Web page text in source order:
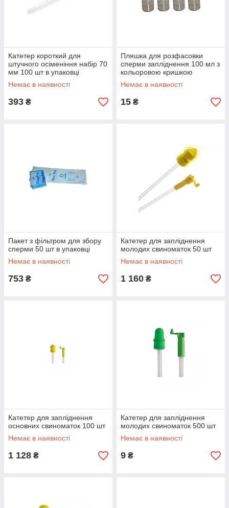
Катетер короткий для
штучного осіменіння набір 70
мм 100 шт в упаковці
Немає в наявності
393 ₴
Пляшка для розфасовки
сперми запліднення 100 мл з
кольоровою кришкою
Немає в наявності
15 ₴
Пакет з фільтром для збору
сперми 50 шт в упаковці
Немає в наявності
753 ₴
Катетер для запліднення
молодих свиноматок 50 шт
Немає в наявності
1 160 ₴
Катетер для запліднення
основних свиноматок 100 шт
Немає в наявності
1 128 ₴
Катетер для запліднення
молодих свиноматок 500 шт
Немає в наявності
9 ₴